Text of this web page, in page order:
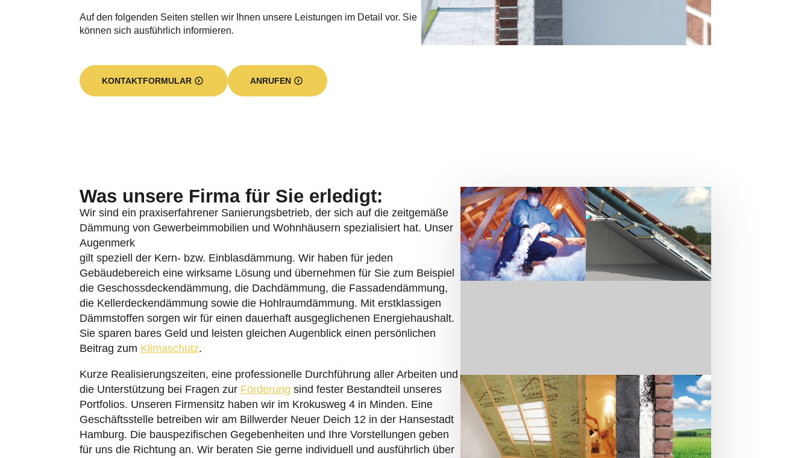
Auf den folgenden Seiten stellen wir Ihnen unsere Leistungen im Detail vor. Sie
können sich ausführlich informieren.
KONTAKTFORMULAR ANRUFEN
Was unsere Firma für Sie erledigt:
Wir sind ein praxiserfahrener Sanierungsbetrieb, der sich auf die zeitgemäße
Dämmung von Gewerbeimmobilien und Wohnhäusern spezialisiert hat. Unser
Augenmerk
gilt speziell der Kern- bzw. Einblasdämmung. Wir haben für jeden
Gebäudebereich eine wirksame Lösung und übernehmen für Sie zum Beispiel
die Geschossdeckendämmung, die Dachdämmung, die Fassadendämmung,
die Kellerdeckendämmung sowie die Hohlraumdämmung. Mit erstklassigen
Dämmstoffen sorgen wir für einen dauerhaft ausgeglichenen Energiehaushalt.
Sie sparen bares Geld und leisten gleichen Augenblick einen persönlichen
Beitrag zum Klimaschutz.
Kurze Realisierungszeiten, eine professionelle Durchführung aller Arbeiten und
die Unterstützung bei Fragen zur Förderung sind fester Bestandteil unseres
Portfolios. Unseren Firmensitz haben wir im Krokusweg 4 in Minden. Eine
Geschäftsstelle betreiben wir am Billwerder Neuer Deich 12 in der Hansestadt
Hamburg. Die bauspezifischen Gegebenheiten und Ihre Vorstellungen geben
für uns die Richtung an. Wir beraten Sie gerne individuell und ausführlich über